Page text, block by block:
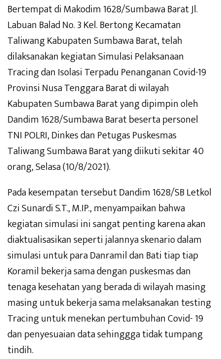
Bertempat di Makodim 1628/Sumbawa Barat Jl.
Labuan Balad No. 3 Kel. Bertong Kecamatan
Taliwang Kabupaten Sumbawa Barat, telah
dilaksanakan kegiatan Simulasi Pelaksanaan
Tracing dan Isolasi Terpadu Penanganan Covid-19
Provinsi Nusa Tenggara Barat di wilayah
Kabupaten Sumbawa Barat yang dipimpin oleh
Dandim 1628/Sumbawa Barat beserta personel
TNI POLRI, Dinkes dan Petugas Puskesmas
Taliwang Sumbawa Barat yang diikuti sekitar 40
orang, Selasa (10/8/2021).
Pada kesempatan tersebut Dandim 1628/SB Letkol
Czi Sunardi S.T., M.IP., menyampaikan bahwa
kegiatan simulasi ini sangat penting karena akan
diaktualisasikan seperti jalannya skenario dalam
simulasi untuk para Danramil dan Bati tiap tiap
Koramil bekerja sama dengan puskesmas dan
tenaga kesehatan yang berada di wilayah masing
masing untuk bekerja sama melaksanakan testing
Tracing untuk menekan pertumbuhan Covid- 19
dan penyesuaian data sehinggga tidak tumpang
tindih.